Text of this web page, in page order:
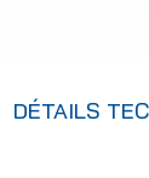
DÉTAILS